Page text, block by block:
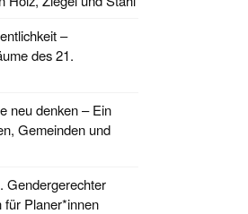
–
des 21.
neu denken – Ein
Gemeinden und
Gendergerechter
für Planer*innen